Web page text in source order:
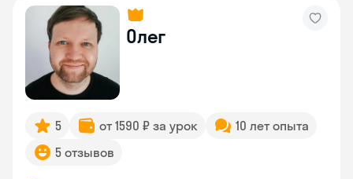
Олег
5 от 1590 ₽ за урок
10 лет опыта
5 отзывов